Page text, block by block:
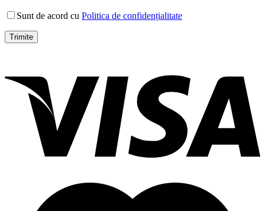
Sunt de acord cu Politica de confidențialitate